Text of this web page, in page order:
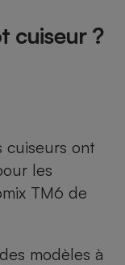
cuiseur ?
cuiseurs ont
les
TM6 de
modèles à